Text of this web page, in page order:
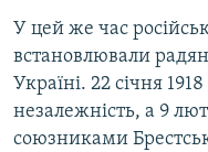
У цей же час
встановлювали
Україні. 22 січня
незалежність, а 9
союзниками